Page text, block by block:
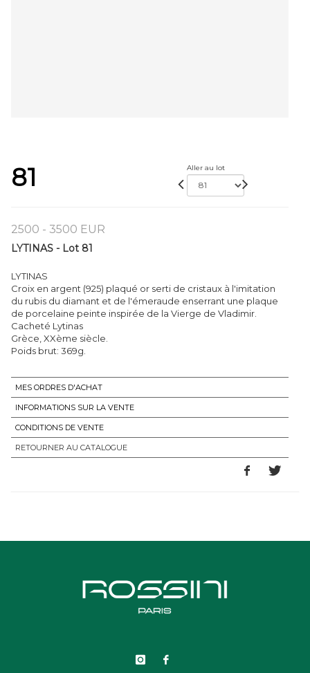
81 Aller au lot
2500 - 3500 EUR
LYTINAS - Lot 81
LYTINAS
Croix en argent (925) plaqué or serti de cristaux à l'imitation
du rubis du diamant et de l'émeraude enserrant une plaque
de porcelaine peinte inspirée de la Vierge de Vladimir.
Cacheté Lytinas
Grèce, XXème siècle.
Poids brut: 369g.
MES ORDRES D'ACHAT
INFORMATIONS SUR LA VENTE
CONDITIONS DE VENTE
RETOURNER AU CATALOGUE